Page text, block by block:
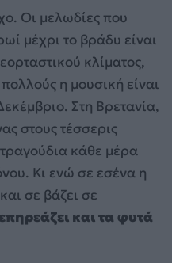
Οι μελωδίες που
μέχρι το βράδυ είναι
κλίματος,
η μουσική είναι
Στη Βρετανία,
στους τέσσερις
κάθε μέρα
Κι ενώ σε εσένα η
σε βάζει σε
και τα φυτά